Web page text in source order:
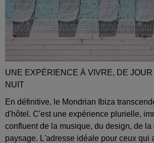
UNE EXPÉRIENCE À VIVRE, DE JOUR
NUIT
En définitive, le Mondrian Ibiza
d'hôtel. C'est une expérience plurielle,
confluent de la musique, du design, de la
paysage. L'adresse idéale pour ceux qui